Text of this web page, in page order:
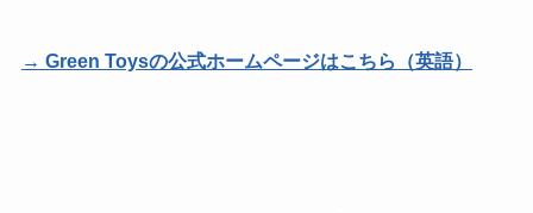
→ Green Toysの公式ホームページはこちら（英語）